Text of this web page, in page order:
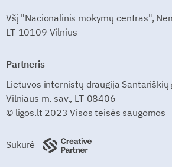
Všį "Nacionalinis mokymų centras",
LT-10109 Vilnius
Partneris
Lietuvos internistų draugija Santariškių
Vilniaus m. sav., LT-08406
© ligos.lt 2023 Visos teisės saugomos
Sukūrė